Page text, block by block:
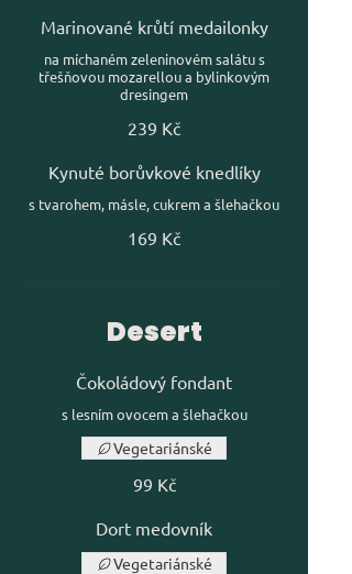
Marinované krůtí medailonky
na míchaném zeleninovém salátu s
třešňovou mozarellou a bylinkovým
dresingem
239 Kč
Kynuté borůvkové knedlíky
s tvarohem, másle, cukrem a šlehačkou
169 Kč
Desert
Čokoládový fondant
s lesním ovocem a šlehačkou
99 Kč
Vegetariánské
Dort medovník
Vegetariánské